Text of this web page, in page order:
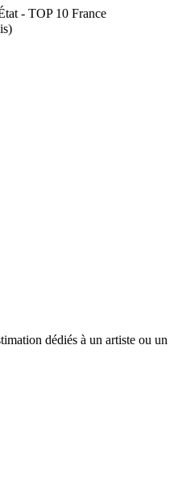
- TOP 10 France
dédiés à un artiste ou un